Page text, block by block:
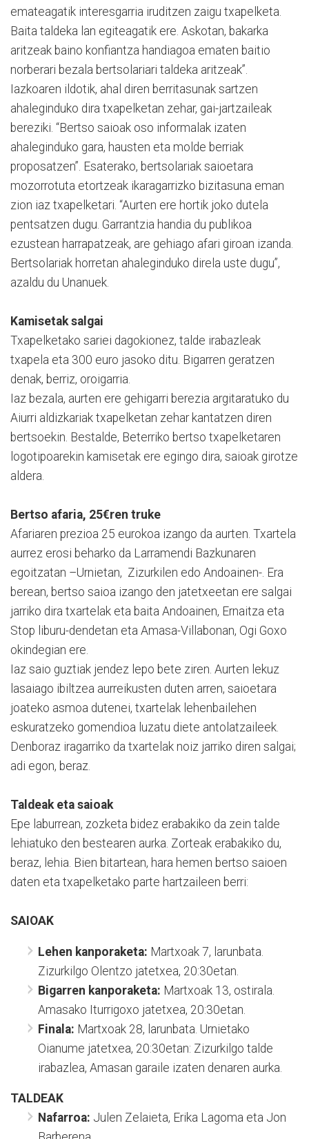
emateagatik interesgarria iruditzen zaigu txapelketa.
Baita taldeka lan egiteagatik ere. Askotan, bakarka
aritzeak baino konfiantza handiagoa ematen baitio
norberari bezala bertsolariari taldeka aritzeak”.
Iazkoaren ildotik, ahal diren berritasunak sartzen
ahaleginduko dira txapelketan zehar, gai-jartzaileak
bereziki. “Bertso saioak oso informalak izaten
ahaleginduko gara, hausten eta molde berriak
proposatzen”. Esaterako, bertsolariak saioetara
mozorrotuta etortzeak ikaragarrizko bizitasuna eman
zion iaz txapelketari. “Aurten ere hortik joko dutela
pentsatzen dugu. Garrantzia handia du publikoa
ezustean harrapatzeak, are gehiago afari giroan izanda.
Bertsolariak horretan ahaleginduko direla uste dugu”,
azaldu du Unanuek.
Kamisetak salgai
Txapelketako sariei dagokionez, talde irabazleak
txapela eta 300 euro jasoko ditu. Bigarren geratzen
denak, berriz, oroigarria.
Iaz bezala, aurten ere gehigarri berezia argitaratuko du
Aiurri aldizkariak txapelketan zehar kantatzen diren
bertsoekin. Bestalde, Beterriko bertso txapelketaren
logotipoarekin kamisetak ere egingo dira, saioak girotze
aldera.
Bertso afaria, 25€ren truke
Afariaren prezioa 25 eurokoa izango da aurten. Txartela
aurrez erosi beharko da Larramendi Bazkunaren
egoitzatan –Urnietan, Zizurkilen edo Andoainen-. Era
berean, bertso saioa izango den jatetxeetan ere salgai
jarriko dira txartelak eta baita Andoainen, Ernaitza eta
Stop liburu-dendetan eta Amasa-Villabonan, Ogi Goxo
okindegian ere.
Iaz saio guztiak jendez lepo bete ziren. Aurten lekuz
lasaiago ibiltzea aurreikusten duten arren, saioetara
joateko asmoa dutenei, txartelak lehenbailehen
eskuratzeko gomendioa luzatu diete antolatzaileek.
Denboraz iragarriko da txartelak noiz jarriko diren salgai;
adi egon, beraz.
Taldeak eta saioak
Epe laburrean, zozketa bidez erabakiko da zein talde
lehiatuko den bestearen aurka. Zorteak erabakiko du,
beraz, lehia. Bien bitartean, hara hemen bertso saioen
daten eta txapelketako parte hartzaileen berri:
SAIOAK
Lehen kanporaketa: Martxoak 7, larunbata.
Zizurkilgo Olentzo jatetxea, 20:30etan.
Bigarren kanporaketa: Martxoak 13, ostirala.
Amasako Iturrigoxo jatetxea, 20:30etan.
Finala: Martxoak 28, larunbata. Urnietako
Oianume jatetxea, 20:30etan: Zizurkilgo talde
irabazlea, Amasan garaile izaten denaren aurka.
TALDEAK
Nafarroa: Julen Zelaieta, Erika Lagoma eta Jon